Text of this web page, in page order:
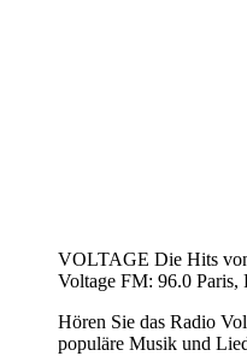
VOLTAGE Die Hits von
Voltage FM: 96.0 Paris,
Hören Sie das Radio
populäre Musik und